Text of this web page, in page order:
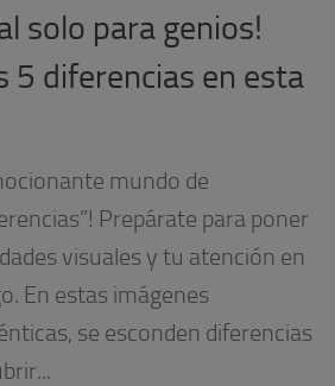
solo para genios!
5 diferencias en esta
mundo de
Prepárate para poner
visuales y tu atención en
En estas imágenes
se esconden diferencias